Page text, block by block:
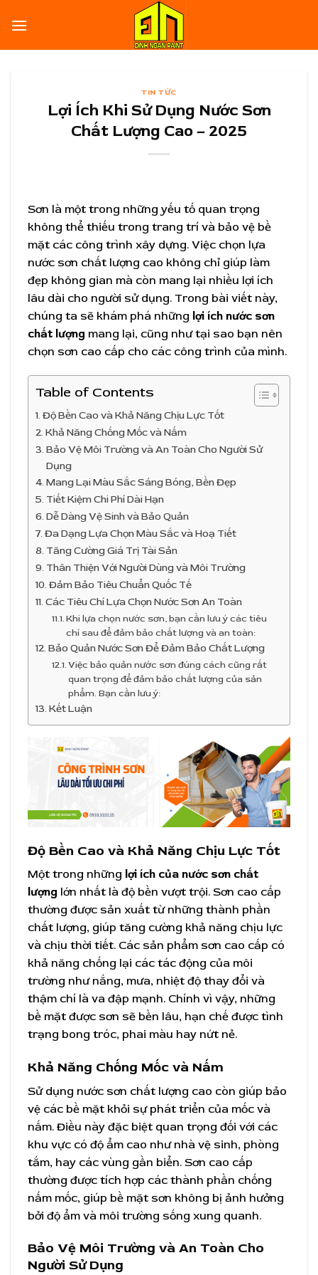
TIN TỨC
Lợi Ích Khi Sử Dụng Nước Sơn
Chất Lượng Cao – 2025
Sơn là một trong những yếu tố quan trọng
không thể thiếu trong trang trí và bảo vệ bề
mặt các công trình xây dựng. Việc chọn lựa
nước sơn chất lượng cao không chỉ giúp làm
đẹp không gian mà còn mang lại nhiều lợi ích
lâu dài cho người sử dụng. Trong bài viết này,
chúng ta sẽ khám phá những lợi ích nước sơn
chất lượng mang lại, cũng như tại sao bạn nên
chọn sơn cao cấp cho các công trình của mình.
Table of Contents
Độ Bền Cao và Khả Năng Chịu Lực Tốt
Khả Năng Chống Mốc và Nấm
Bảo Vệ Môi Trường và An Toàn Cho Người Sử
Dụng
Mang Lại Màu Sắc Sáng Bóng, Bền Đẹp
Tiết Kiệm Chi Phí Dài Hạn
Dễ Dàng Vệ Sinh và Bảo Quản
Đa Dạng Lựa Chọn Màu Sắc và Hoạ Tiết
Tăng Cường Giá Trị Tài Sản
Thân Thiện Với Người Dùng và Môi Trường
Đảm Bảo Tiêu Chuẩn Quốc Tế
Các Tiêu Chí Lựa Chọn Nước Sơn An Toàn
Khi lựa chọn nước sơn, bạn cần lưu ý các tiêu
chí sau để đảm bảo chất lượng và an toàn:
Bảo Quản Nước Sơn Để Đảm Bảo Chất Lượng
Việc bảo quản nước sơn đúng cách cũng rất
quan trọng để đảm bảo chất lượng của sản
phẩm. Bạn cần lưu ý:
Kết Luận
Độ Bền Cao và Khả Năng Chịu Lực Tốt
Một trong những lợi ích của nước sơn chất
lượng lớn nhất là độ bền vượt trội. Sơn cao cấp
thường được sản xuất từ những thành phần
chất lượng, giúp tăng cường khả năng chịu lực
và chịu thời tiết. Các sản phẩm sơn cao cấp có
khả năng chống lại các tác động của môi
trường như nắng, mưa, nhiệt độ thay đổi và
thậm chí là va đập mạnh. Chính vì vậy, những
bề mặt được sơn sẽ bền lâu, hạn chế được tình
trạng bong tróc, phai màu hay nứt nẻ.
Khả Năng Chống Mốc và Nấm
Sử dụng nước sơn chất lượng cao còn giúp bảo
vệ các bề mặt khỏi sự phát triển của mốc và
nấm. Điều này đặc biệt quan trọng đối với các
khu vực có độ ẩm cao như nhà vệ sinh, phòng
tắm, hay các vùng gần biển. Sơn cao cấp
thường được tích hợp các thành phần chống
nấm mốc, giúp bề mặt sơn không bị ảnh hưởng
bởi độ ẩm và môi trường sống xung quanh.
Bảo Vệ Môi Trường và An Toàn Cho
Người Sử Dụng